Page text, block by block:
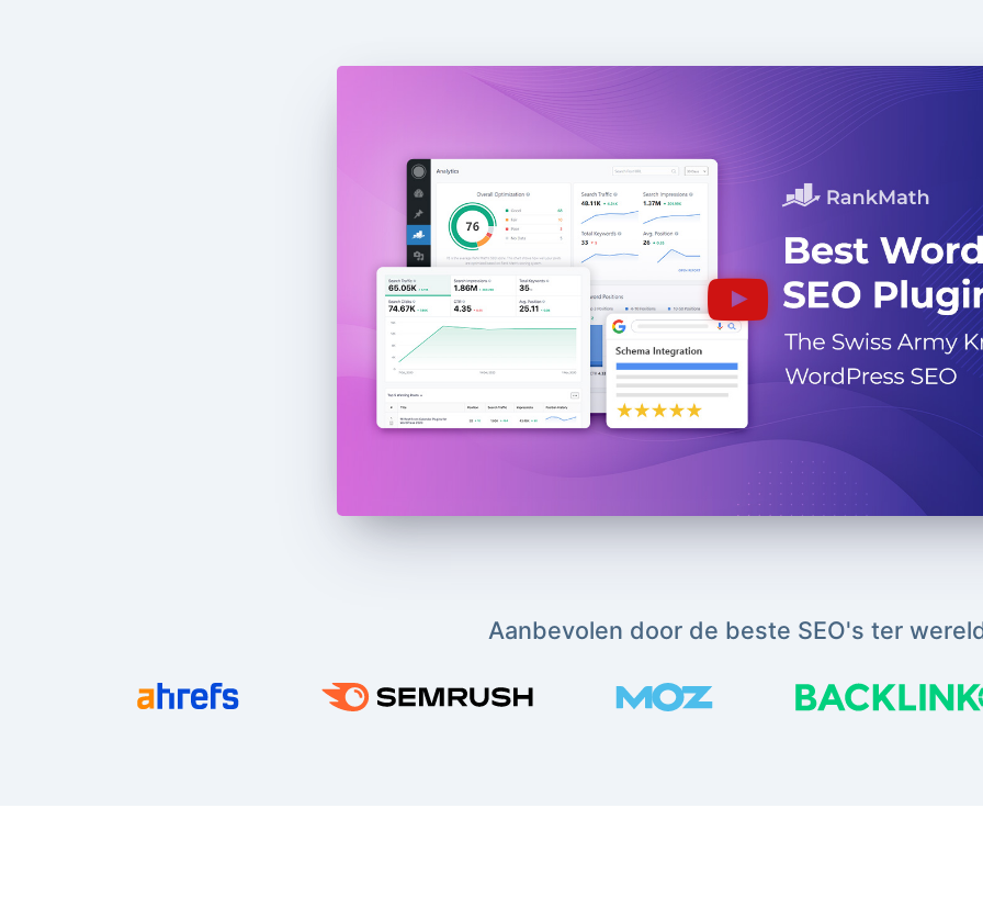
Aanbevolen door de beste SEO's ter